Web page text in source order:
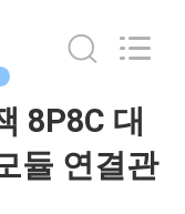
8P8C 대
듈 연결관